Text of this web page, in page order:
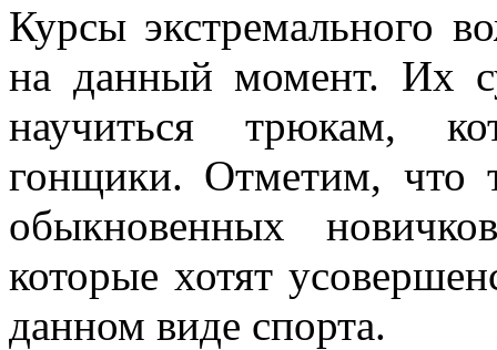
Курсы экстремального
на данный момент. Их
научиться трюкам,
гонщики. Отметим, что
обыкновенных
которые хотят
данном виде спорта.